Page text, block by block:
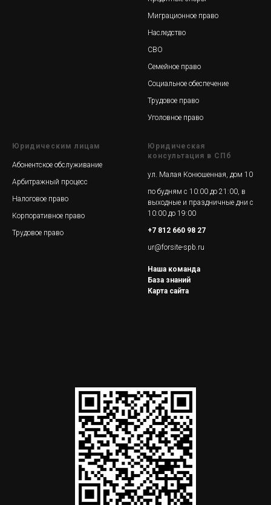
Миграционное право
Наследство
СВО
Семейное право
Социальное обеспечение
Трудовое право
Уголовное право
Юридическим лицам
Абонентское обслуживание
Арбитражный процесс
Налоговое право
Корпоративное право
Трудовое право
Юридическая
консультация в СПб
ул. Малая Конюшенная, дом 10
по будням с 10:00 до 21:00, в
выходные и праздничные дни с
10:00 до 19:00
+7 812 660 98 27
ur@forsite-spb.ru
Наша команда
База знаний
Карта сайта